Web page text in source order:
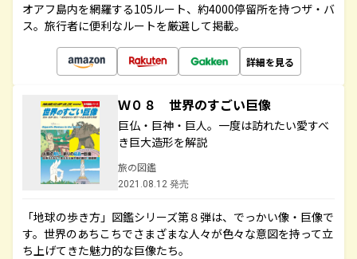
オアフ島内を網羅する105ルート、約4000停留所を持つザ・バ
ス。旅行者に便利なルートを厳選して掲載。
詳細を見る
Ｗ０８ 世界のすごい巨像
巨仏・巨神・巨人。一度は訪れたい愛すべ
き巨大造形を解説
旅の図鑑
2021.08.12 発売
「地球の歩き方」図鑑シリーズ第８弾は、でっかい像・巨像で
す。世界のあちこちでさまざまな人々が色々な意図を持って立
ち上げてきた魅力的な巨像たち。